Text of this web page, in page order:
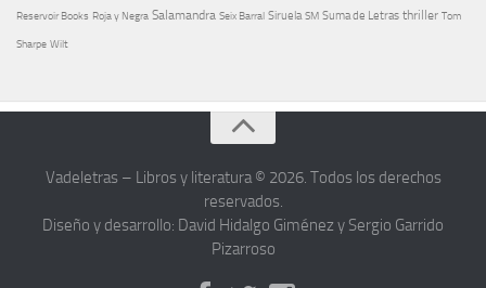
Reservoir Books Roja y Negra Salamandra Seix Barral Siruela SM Suma de Letras thriller Tom
Sharpe Wilt
Vadeletras – Libros y literatura © 2026. Todos los derechos
reservados.
Diseño y desarrollo: David Hidalgo Giménez y Sergio Garrido
Pizarroso